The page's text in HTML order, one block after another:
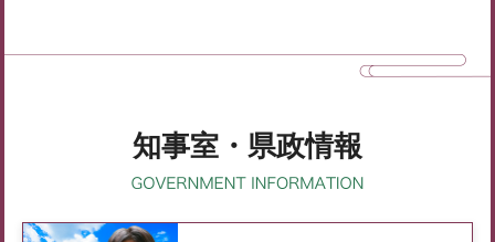
知事室・県政情報